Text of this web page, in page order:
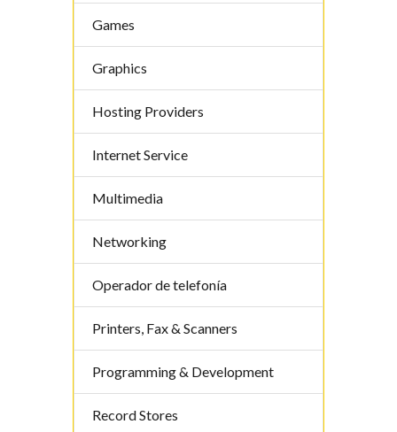
Games
Graphics
Hosting Providers
Internet Service
Multimedia
Networking
Operador de telefoní­a
Printers, Fax & Scanners
Programming & Development
Record Stores